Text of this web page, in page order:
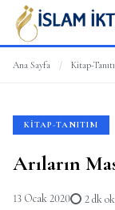
Ana Sayfa / Kitap-
KITAP-TANITIM
Arıların
13 Ocak 2020 2 dk